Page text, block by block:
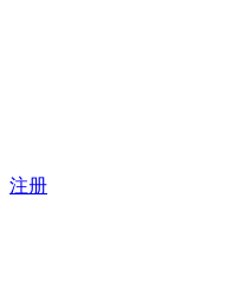
注册